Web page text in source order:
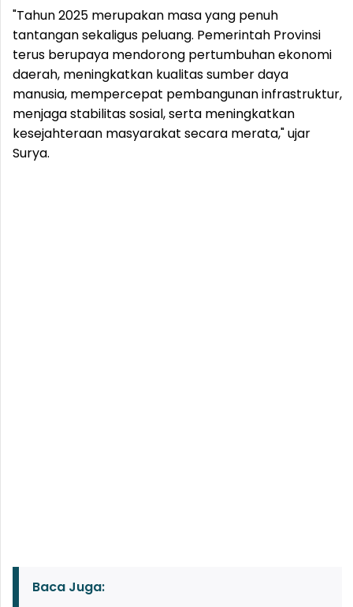
"Tahun 2025 merupakan masa yang penuh
tantangan sekaligus peluang. Pemerintah Provinsi
terus berupaya mendorong pertumbuhan ekonomi
daerah, meningkatkan kualitas sumber daya
manusia, mempercepat pembangunan infrastruktur,
menjaga stabilitas sosial, serta meningkatkan
kesejahteraan masyarakat secara merata," ujar
Surya.
Baca Juga: